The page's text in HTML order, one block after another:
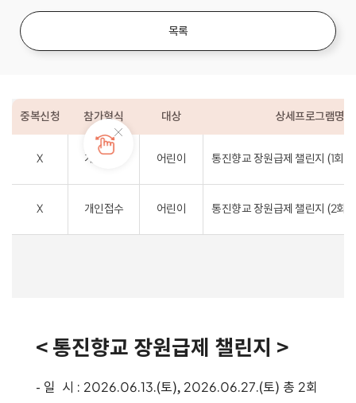
목록
중복신청 참가형식 대상 상세프로그램명
X 개인접수 어린이 통진향교 장원급제 챌린지 (1회
X 개인접수 어린이 통진향교 장원급제 챌린지 (2회
< 통진향교 장원급제 챌린지 >
- 일 시 : 2026.06.13.(토), 2026.06.27.(토) 총 2회